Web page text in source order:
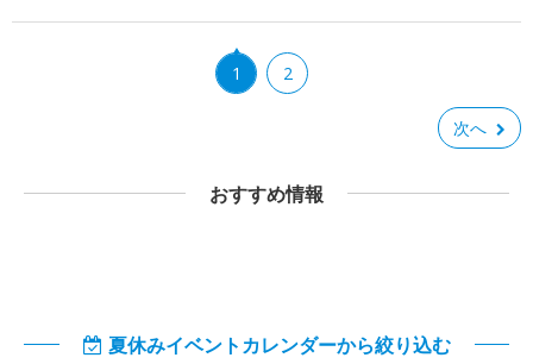
1 2
次へ
おすすめ情報
夏休みイベントカレンダーから絞り込む